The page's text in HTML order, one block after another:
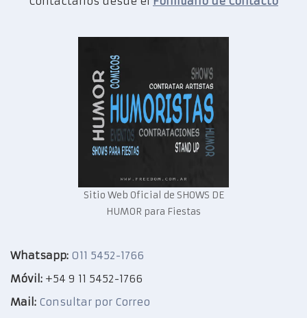
Sitio Web Oficial de SHOWS DE
HUMOR para Fiestas
Whatsapp: 011 5452-1766
Móvil: +54 9 11 5452-1766
Mail: Consultar por Correo